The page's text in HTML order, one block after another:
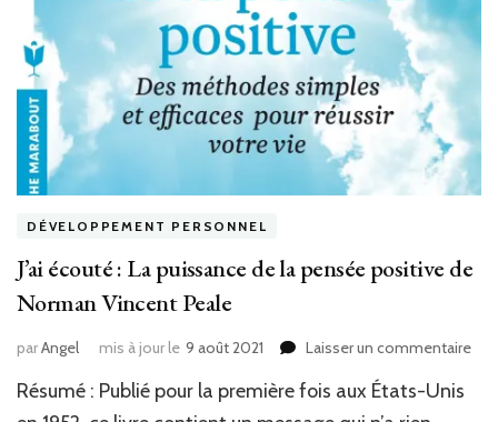
DÉVELOPPEMENT PERSONNEL
J’ai écouté : La puissance de la pensée positive de
Norman Vincent Peale
parAngel mis à jour le 9 août 2021 Laisser un commentairesur
Résumé : Publié pour la première fois aux États-Unis